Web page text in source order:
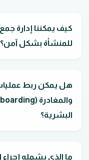
كيف يمكننا إدارة
للمنشأة بشكل آمن؟
البشرية؟
ما الذي يشمله إجراء